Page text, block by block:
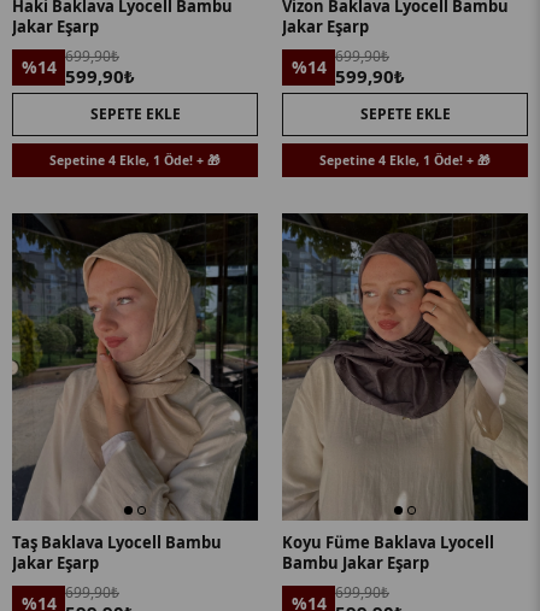
Haki Baklava Lyocell Bambu
Jakar Eşarp
%14 699,90₺
599,90₺
SEPETE EKLE
Sepetine 4 Ekle, 1 Öde! + 🎁
Vizon Baklava Lyocell Bambu
Jakar Eşarp
%14 699,90₺
599,90₺
SEPETE EKLE
Sepetine 4 Ekle, 1 Öde! + 🎁
Taş Baklava Lyocell Bambu
Jakar Eşarp
%14 699,90₺
Koyu Füme Baklava Lyocell
Bambu Jakar Eşarp
%14 699,90₺